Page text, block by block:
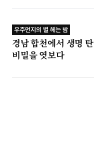
우주먼지의 별 헤는 밤
경남 합천에서 생명
비밀을 엿보다